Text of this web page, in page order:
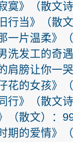
寞》（散文
行当》（散
一片温柔》
洗发工的奇
肩膀让你一
花的女孩》
行》（散文
（散文）：
期的爱情》